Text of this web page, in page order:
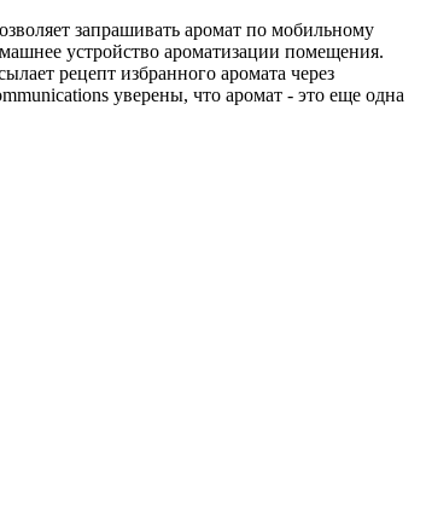
запрашивать аромат по мобильному
устройство ароматизации помещения.
рецепт избранного аромата через
уверены, что аромат - это еще одна